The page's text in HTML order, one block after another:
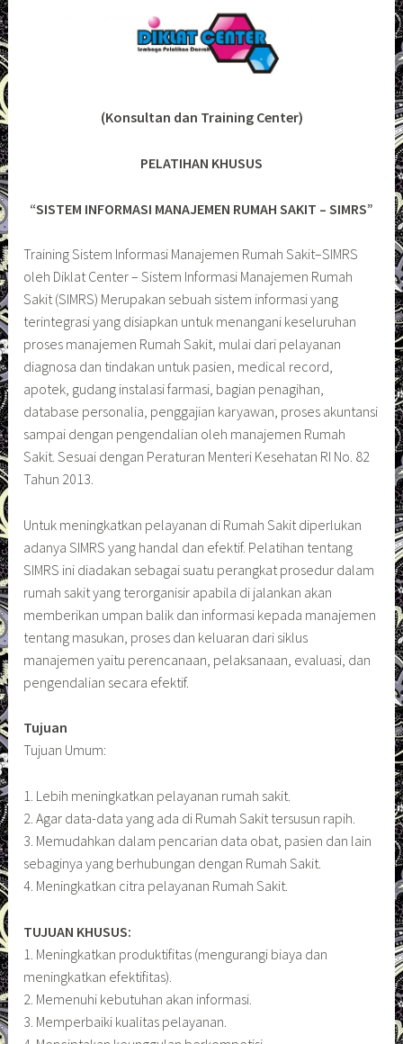
(Konsultan dan Training Center)
PELATIHAN KHUSUS
“SISTEM INFORMASI MANAJEMEN RUMAH SAKIT – SIMRS”
Training Sistem Informasi Manajemen Rumah Sakit–SIMRS
oleh Diklat Center – Sistem Informasi Manajemen Rumah
Sakit (SIMRS) Merupakan sebuah sistem informasi yang
terintegrasi yang disiapkan untuk menangani keseluruhan
proses manajemen Rumah Sakit, mulai dari pelayanan
diagnosa dan tindakan untuk pasien, medical record,
apotek, gudang instalasi farmasi, bagian penagihan,
database personalia, penggajian karyawan, proses akuntansi
sampai dengan pengendalian oleh manajemen Rumah
Sakit. Sesuai dengan Peraturan Menteri Kesehatan RI No. 82
Tahun 2013.
Untuk meningkatkan pelayanan di Rumah Sakit diperlukan
adanya SIMRS yang handal dan efektif. Pelatihan tentang
SIMRS ini diadakan sebagai suatu perangkat prosedur dalam
rumah sakit yang terorganisir apabila di jalankan akan
memberikan umpan balik dan informasi kepada manajemen
tentang masukan, proses dan keluaran dari siklus
manajemen yaitu perencanaan, pelaksanaan, evaluasi, dan
pengendalian secara efektif.
Tujuan
Tujuan Umum:
1. Lebih meningkatkan pelayanan rumah sakit.
2. Agar data-data yang ada di Rumah Sakit tersusun rapih.
3. Memudahkan dalam pencarian data obat, pasien dan lain
sebaginya yang berhubungan dengan Rumah Sakit.
4. Meningkatkan citra pelayanan Rumah Sakit.
TUJUAN KHUSUS:
1. Meningkatkan produktifitas (mengurangi biaya dan
meningkatkan efektifitas).
2. Memenuhi kebutuhan akan informasi.
3. Memperbaiki kualitas pelayanan.